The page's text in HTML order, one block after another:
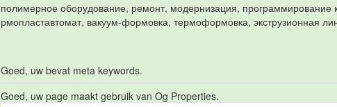
полимерное оборудование, ремонт, модернизация, программирование
рмопластавтомат, вакуум-формовка, термоформовка, экструзионная
Goed, uw bevat meta keywords.
Goed, uw page maakt gebruik van Og Properties.